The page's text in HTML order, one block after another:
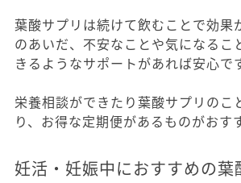
葉酸サプリは続けて飲むことで効果
のあいだ、不安なことや気になるこ
きるようなサポートがあれば安心で
栄養相談ができたり葉酸サプリのこ
り、お得な定期便があるものがおす
妊活・妊娠中におすすめの葉